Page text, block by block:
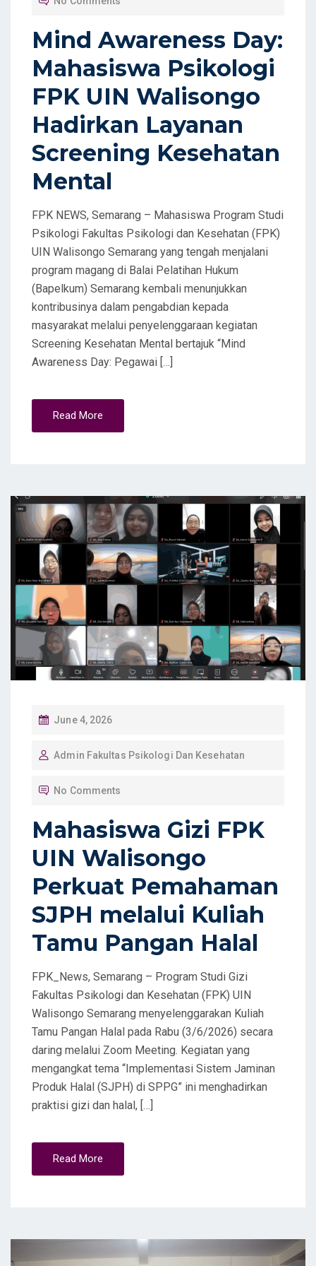
D
O
N
Mind Awareness Day:
Mahasiswa Psikologi
FPK UIN Walisongo
Hadirkan Layanan
Screening Kesehatan
Mental
FPK NEWS, Semarang – Mahasiswa Program Studi
Psikologi Fakultas Psikologi dan Kesehatan (FPK)
UIN Walisongo Semarang yang tengah menjalani
program magang di Balai Pelatihan Hukum
(Bapelkum) Semarang kembali menunjukkan
kontribusinya dalam pengabdian kepada
masyarakat melalui penyelenggaraan kegiatan
Screening Kesehatan Mental bertajuk “Mind
Awareness Day: Pegawai […]
Read More
P
S
O
June 4, 2026
Admin Fakultas Psikologi Dan Kesehatan
No Comments
Mahasiswa Gizi FPK
UIN Walisongo
Perkuat Pemahaman
SJPH melalui Kuliah
Tamu Pangan Halal
FPK_News, Semarang – Program Studi Gizi
Fakultas Psikologi dan Kesehatan (FPK) UIN
Walisongo Semarang menyelenggarakan Kuliah
Tamu Pangan Halal pada Rabu (3/6/2026) secara
daring melalui Zoom Meeting. Kegiatan yang
mengangkat tema “Implementasi Sistem Jaminan
Produk Halal (SJPH) di SPPG” ini menghadirkan
praktisi gizi dan halal, […]
Read More